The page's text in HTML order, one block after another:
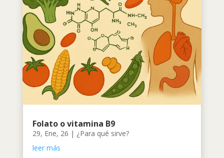
Folato o vitamina B9
29, Ene, 26 | ¿Para qué sirve?
leer más